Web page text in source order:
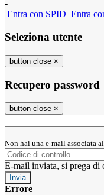
-
Entra con SPID Entra
Seleziona utente
button close ×
Recupero password
button close ×
Non hai una e-mail associata
E-mail inviata, si prega di
Errore